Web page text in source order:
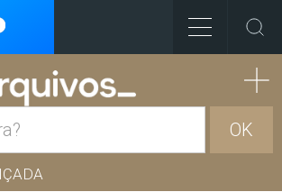
OK